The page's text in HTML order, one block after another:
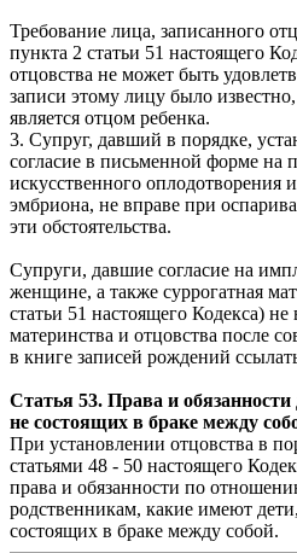
Требование лица, записанного
пункта 2 статьи 51 настоящего
отцовства не может быть
записи этому лицу было
является отцом ребенка.
3. Супруг, давший в порядке,
согласие в письменной форме на
искусственного
эмбриона, не вправе при
эти обстоятельства.
Супруги, давшие согласие на
женщине, а также суррогатная
статьи 51 настоящего Кодекса)
материнства и отцовства после
в книге записей рождений
Статья 53. Права и
не состоящих в браке между
При установлении отцовства в
статьями 48 - 50 настоящего
права и обязанности по
родственникам, какие имеют
состоящих в браке между собой.